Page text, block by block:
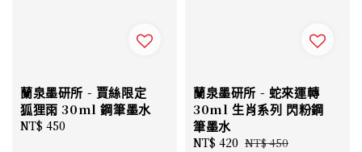
蘭泉墨研所 - 賈絲限定
狐狸雨 30ml 鋼筆墨水
Regular
NT$ 450
蘭泉墨研所 - 蛇來運轉
30ml 生肖系列 閃粉鋼
筆墨水
Sale
NT$ 420 Regular
NT$ 450